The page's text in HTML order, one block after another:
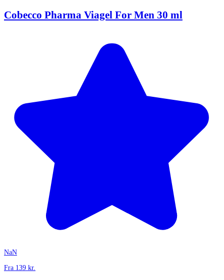
Cobecco Pharma Viagel For Men 30 ml
NaN
Fra 139 kr.